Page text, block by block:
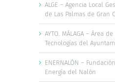
ALGE – Agencia Local
de Las Palmas de Gran
AYTO. MÁLAGA – Área
Tecnologías del
ENERNALÓN –
Energía del Nalón